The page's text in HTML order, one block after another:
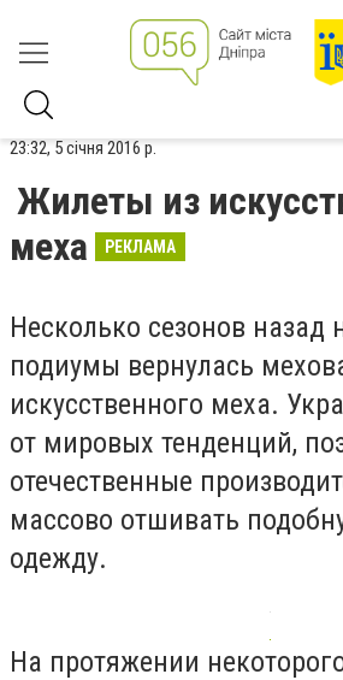
23:32, 5 січня 2016 р.
Жилеты из
меха
РЕКЛАМА
Несколько сезонов назад
подиумы вернулась
искусственного меха.
от мировых тенденций,
отечественные
массово отшивать
одежду.
На протяжении